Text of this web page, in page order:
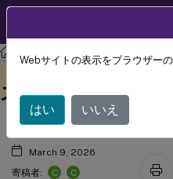
ストアフロント StoreFront
Microsoft SQL
スクリプションデー
March 9, 2026
寄稿者:
C C
Webサイトの表示をブラウザー
はい いいえ